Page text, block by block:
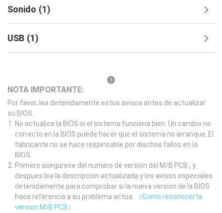
Sonido (1)
USB (1)
NOTA IMPORTANTE:
Por favor, lea detenidamente estos avisos antes de actualizar
su BIOS.
No actualice la BIOS si el sistema funciona bien. Un cambio no
correcto en la BIOS puede hacer que el sistema no arranque. El
fabricante no se hace respinsable por dischos fallos en la
BIOS.
Primero asegurese del numero de version del M/B PCB , y
despues lea la descripcion actualizada y los avisos especiales
detenidamente para comprobar si la nueva version de la BIOS
hace referencia a su problema actua.
（Como reconocer la
version M/B PCB）